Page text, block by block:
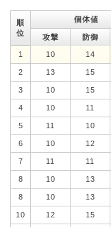
順
位
個体値
攻撃
防御
1 10 14
2 13 15
3 10 15
4 10 11
5 11 10
6 10 12
7 11 11
8 10 13
8 10 13
10 12 15